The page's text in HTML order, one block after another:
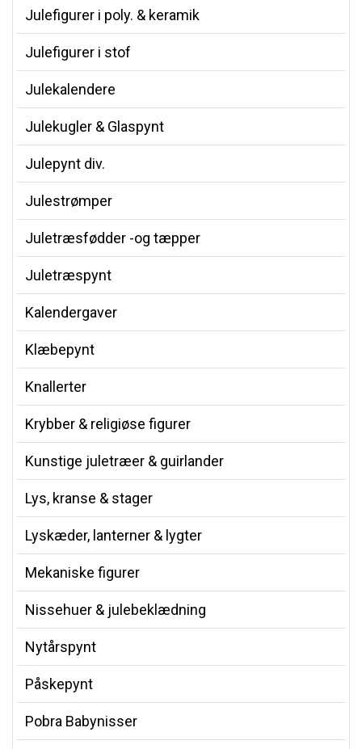
Julefigurer i poly. & keramik
Julefigurer i stof
Julekalendere
Julekugler & Glaspynt
Julepynt div.
Julestrømper
Juletræsfødder -og tæpper
Juletræspynt
Kalendergaver
Klæbepynt
Knallerter
Krybber & religiøse figurer
Kunstige juletræer & guirlander
Lys, kranse & stager
Lyskæder, lanterner & lygter
Mekaniske figurer
Nissehuer & julebeklædning
Nytårspynt
Påskepynt
Pobra Babynisser